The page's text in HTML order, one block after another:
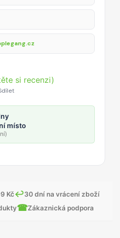
si recenzi)
místo
Kč↩30 dní na vrácení zboží
☎Zákaznická podpora